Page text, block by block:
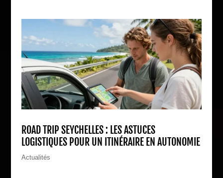
ROAD TRIP SEYCHELLES : LES ASTUCES
LOGISTIQUES POUR UN ITINÉRAIRE EN AUTONOMIE
Actualités